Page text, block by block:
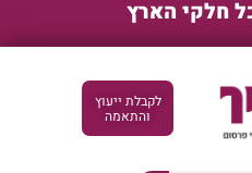
חלקי הארץ
לקבלת ייעוץ
והתאמה